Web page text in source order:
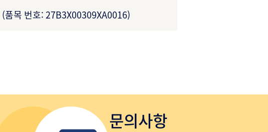
품목 번호: 27B3X00309XA0016)
문의사항